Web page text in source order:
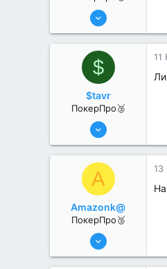
13 Июн 2022
0
$
$tavr
ПокерПро🥉
6 Июн 2022
1
11
A
Amazonk@
ПокерПро🥉
17 Авг 2022
13